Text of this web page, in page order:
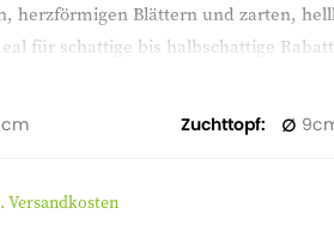
herzförmigen Blättern und zarten,
für schattige bis halbschattige
attraktiv bleibt. Das Kaukasische
Ruhe und Frische in den Garten.
Zuchttopf 9
Versandkosten